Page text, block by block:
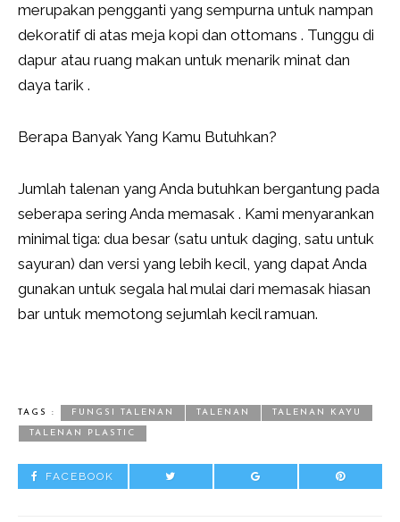
merupakan pengganti yang sempurna untuk nampan
dekoratif di atas meja kopi dan ottomans . Tunggu di
dapur atau ruang makan untuk menarik minat dan
daya tarik .
Berapa Banyak Yang Kamu Butuhkan?
Jumlah talenan yang Anda butuhkan bergantung pada
seberapa sering Anda memasak . Kami menyarankan
minimal tiga: dua besar (satu untuk daging, satu untuk
sayuran) dan versi yang lebih kecil, yang dapat Anda
gunakan untuk segala hal mulai dari memasak hiasan
bar untuk memotong sejumlah kecil ramuan.
TAGS : FUNGSI TALENAN TALENAN TALENAN KAYU
TALENAN PLASTIC
FACEBOOK